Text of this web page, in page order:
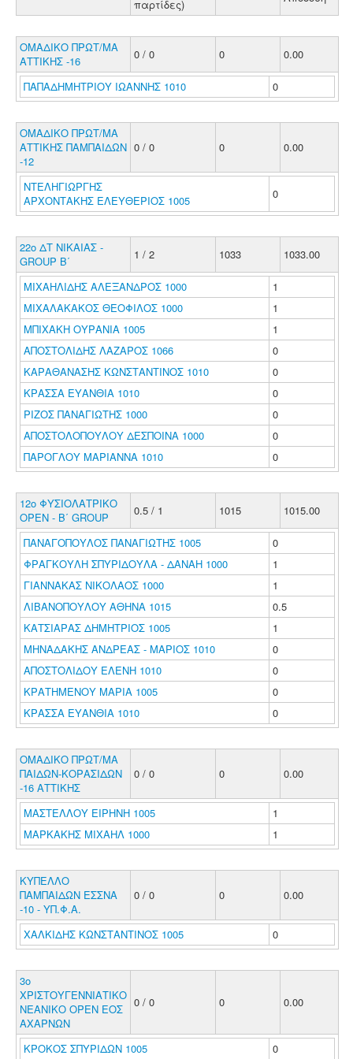
παρτίδες)
ΟΜΑΔΙΚΟ ΠΡΩΤ/ΜΑ
ΑΤΤΙΚΗΣ -16
0 / 0 0 0.00
ΠΑΠΑΔΗΜΗΤΡΙΟΥ ΙΩΑΝΝΗΣ 1010 0
ΟΜΑΔΙΚΟ ΠΡΩΤ/ΜΑ
ΑΤΤΙΚΗΣ ΠΑΜΠΑΙΔΩΝ
-12
0 / 0 0 0.00
ΝΤΕΛΗΓΙΩΡΓΗΣ
ΑΡΧΟΝΤΑΚΗΣ ΕΛΕΥΘΕΡΙΟΣ 1005
0
22ο ΔΤ ΝΙΚΑΙΑΣ -
GROUP B΄
1 / 2 1033 1033.00
ΜΙΧΑΗΛΙΔΗΣ ΑΛΕΞΑΝΔΡΟΣ 1000
1
ΜΙΧΑΛΑΚΑΚΟΣ ΘΕΟΦΙΛΟΣ 1000
1
ΜΠΙΧΑΚΗ ΟΥΡΑΝΙΑ 1005
1
ΑΠΟΣΤΟΛΙΔΗΣ ΛΑΖΑΡΟΣ 1066
0
ΚΑΡΑΘΑΝΑΣΗΣ ΚΩΝΣΤΑΝΤΙΝΟΣ 1010
0
ΚΡΑΣΣΑ ΕΥΑΝΘΙΑ 1010
0
ΡΙΖΟΣ ΠΑΝΑΓΙΩΤΗΣ 1000
0
ΑΠΟΣΤΟΛΟΠΟΥΛΟΥ ΔΕΣΠΟΙΝΑ 1000
0
ΠΑΡΟΓΛΟΥ ΜΑΡΙΑΝΝΑ 1010
0
12ο ΦΥΣΙΟΛΑΤΡΙΚΟ
ΟΡΕΝ - B΄ GROUP
0.5 / 1 1015 1015.00
ΠΑΝΑΓΟΠΟΥΛΟΣ ΠΑΝΑΓΙΩΤΗΣ 1005
0
ΦΡΑΓΚΟΥΛΗ ΣΠΥΡΙΔΟΥΛΑ - ΔΑΝΑΗ 1000
1
ΓΙΑΝΝΑΚΑΣ ΝΙΚΟΛΑΟΣ 1000
1
ΛΙΒΑΝΟΠΟΥΛΟΥ ΑΘΗΝΑ 1015
0.5
ΚΑΤΣΙΑΡΑΣ ΔΗΜΗΤΡΙΟΣ 1005
1
ΜΗΝΑΔΑΚΗΣ ΑΝΔΡΕΑΣ - ΜΑΡΙΟΣ 1010
0
ΑΠΟΣΤΟΛΙΔΟΥ ΕΛΕΝΗ 1010
0
ΚΡΑΤΗΜΕΝΟΥ ΜΑΡΙΑ 1005
0
ΚΡΑΣΣΑ ΕΥΑΝΘΙΑ 1010
0
ΟΜΑΔΙΚΟ ΠΡΩΤ/ΜΑ
ΠΑΙΔΩΝ-ΚΟΡΑΣΙΔΩΝ
-16 ΑΤΤΙΚΗΣ
0 / 0 0 0.00
ΜΑΣΤΕΛΛΟΥ ΕΙΡΗΝΗ 1005
1
ΜΑΡΚΑΚΗΣ ΜΙΧΑΗΛ 1000
1
ΚΥΠΕΛΛΟ
ΠΑΜΠΑΙΔΩΝ ΕΣΣΝΑ
-10 - ΥΠ.Φ.Α.
0 / 0 0 0.00
ΧΑΛΚΙΔΗΣ ΚΩΝΣΤΑΝΤΙΝΟΣ 1005 0
3ο
ΧΡΙΣΤΟΥΓΕΝΝΙΑΤΙΚΟ
ΝΕΑΝΙΚΟ ΟΡΕΝ ΕΟΣ
ΑΧΑΡΝΩΝ
0 / 0 0 0.00
ΚΡΟΚΟΣ ΣΠΥΡΙΔΩΝ 1005 0